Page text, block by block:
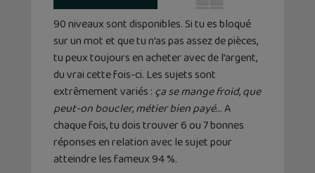
90 niveaux sont disponibles. Si tu es bloqué
sur un mot et que tu n’as pas assez de pièces,
tu peux toujours en acheter avec de l’argent,
du vrai cette fois-ci. Les sujets sont
extrêmement variés : ça se mange froid,que
peut-on boucler,métier bien payé… A
chaque fois, tu dois trouver 6 ou 7 bonnes
réponses en relation avec le sujet pour
atteindre les fameux 94 %.